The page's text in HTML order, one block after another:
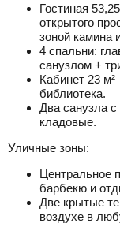
Гостиная
открытого
зоной камина
4 спальни:
санузлом +
Кабинет 23
библиотека.
Два санузла с
кладовые.
Уличные зоны:
Центральное
барбекю и
Две крытые
воздухе в